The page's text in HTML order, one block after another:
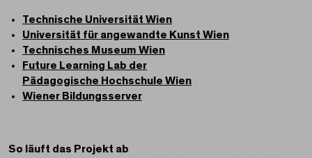
Technische Universität Wien
Universität für angewandte Kunst Wien
Technisches Museum Wien
Future Learning Lab der
Pädagogische Hochschule Wien
Wiener Bildungsserver
So läuft das Projekt ab